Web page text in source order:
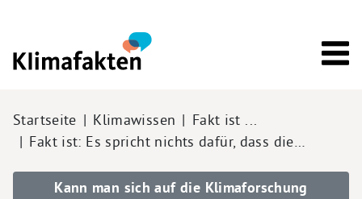
Pfadnavigation
Startseite Klimawissen
Fakt ist ...
Fakt ist: Es spricht nichts dafür, dass die…
Kann man sich auf die Klimaforschung